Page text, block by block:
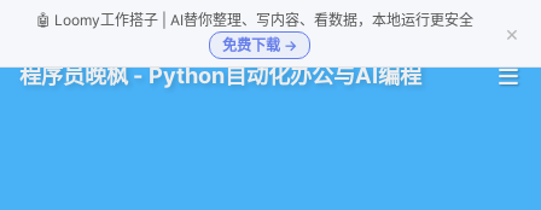
🤖 Loomy工作搭子 | AI替你整理、写内容、看数据，本地运行更安全
免费下载 →
×
程序员晚枫 - Python自动化办公与AI编程